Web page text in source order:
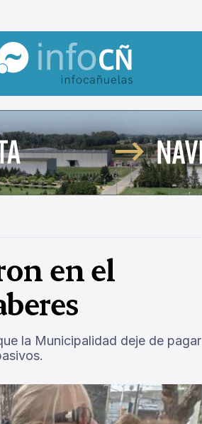
InfoCañuelas
en el
la Municipalidad deje de pagar